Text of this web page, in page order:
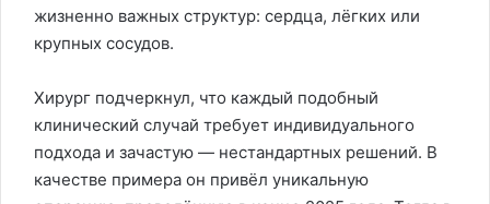
жизненно важных структур: сердца, лёгких или
крупных сосудов.
Хирург подчеркнул, что каждый подобный
клинический случай требует индивидуального
подхода и зачастую — нестандартных решений. В
качестве примера он привёл уникальную